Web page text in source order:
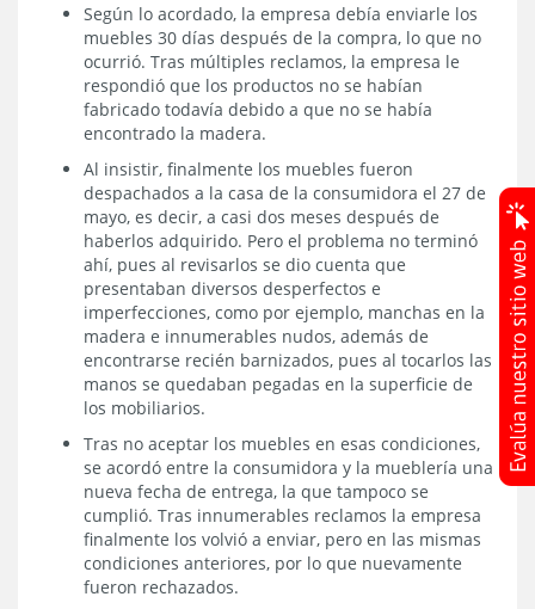
Según lo acordado, la empresa debía enviarle los
muebles 30 días después de la compra, lo que no
ocurrió. Tras múltiples reclamos, la empresa le
respondió que los productos no se habían
fabricado todavía debido a que no se había
encontrado la madera.
Al insistir, finalmente los muebles fueron
despachados a la casa de la consumidora el 27 de
mayo, es decir, a casi dos meses después de
haberlos adquirido. Pero el problema no terminó
ahí, pues al revisarlos se dio cuenta que
presentaban diversos desperfectos e
imperfecciones, como por ejemplo, manchas en la
madera e innumerables nudos, además de
encontrarse recién barnizados, pues al tocarlos las
manos se quedaban pegadas en la superficie de
los mobiliarios.
Tras no aceptar los muebles en esas condiciones,
se acordó entre la consumidora y la mueblería una
nueva fecha de entrega, la que tampoco se
cumplió. Tras innumerables reclamos la empresa
finalmente los volvió a enviar, pero en las mismas
condiciones anteriores, por lo que nuevamente
fueron rechazados.